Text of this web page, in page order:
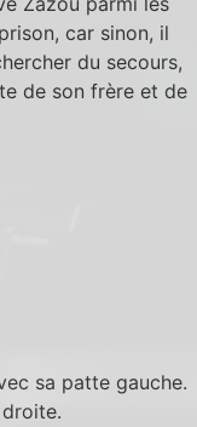
car sinon, il
du secours,
de son frère et de
sa patte gauche.